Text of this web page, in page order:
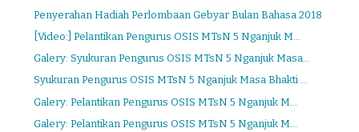
Penyerahan Hadiah Perlombaan Gebyar Bulan Bahasa 2018
[Video:] Pelantikan Pengurus OSIS MTsN 5 Nganjuk M...
Galery: Syukuran Pengurus OSIS MTsN 5 Nganjuk Masa...
Syukuran Pengurus OSIS MTsN 5 Nganjuk Masa Bhakti ...
Galery: Pelantikan Pengurus OSIS MTsN 5 Nganjuk M...
Galery: Pelantikan Pengurus OSIS MTsN 5 Nganjuk M...